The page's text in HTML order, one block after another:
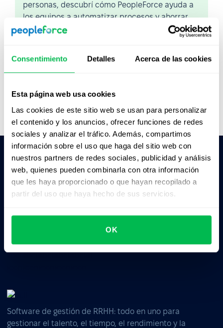
Consentimiento Detalles Acerca de las cookies
Esta página web usa cookies
Las cookies de este sitio web se usan para personalizar
el contenido y los anuncios, ofrecer funciones de redes
sociales y analizar el tráfico. Además, compartimos
información sobre el uso que haga del sitio web con
nuestros partners de redes sociales, publicidad y análisis
web, quienes pueden combinarla con otra información
que les haya proporcionado o que hayan recopilado a
partir del uso que haya hecho de sus servicios.
OK
personas, descubrí cómo PeopleForce ayuda a
los equipos a automatizar procesos y ahorrar
hasta 80 horas al mes.
Ver demo en vivo
Pedile a la IA un resumen de PeopleForce:
ChatGPT
Claude Perplexity
Business driven. People focused.
Software de gestión de RRHH: todo en uno para
gestionar el talento, el tiempo, el rendimiento y la